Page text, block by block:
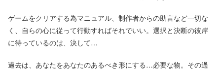
ゲームをクリアする為マニュアル、制作者からの助言など一切な
く、自らの心に従って行動すればそれでいい。選択と決断の彼岸
に待っているのは、決して…
過去は、あなたをあなたのあるべき形にする…必要な物。その過